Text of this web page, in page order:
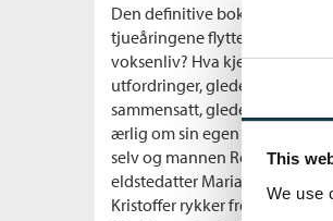
This
We use
Den definitive boka om unge
tjueåringene flytter hjemmefra
voksenliv? Hva kjennetegner
utfordringer, gleder og
sammensatt, gledesfylte og
ærlig om sin egen familie, med
selv og mannen Robert som
eldstedatter Maria fri da hun
Kristoffer rykker frem som